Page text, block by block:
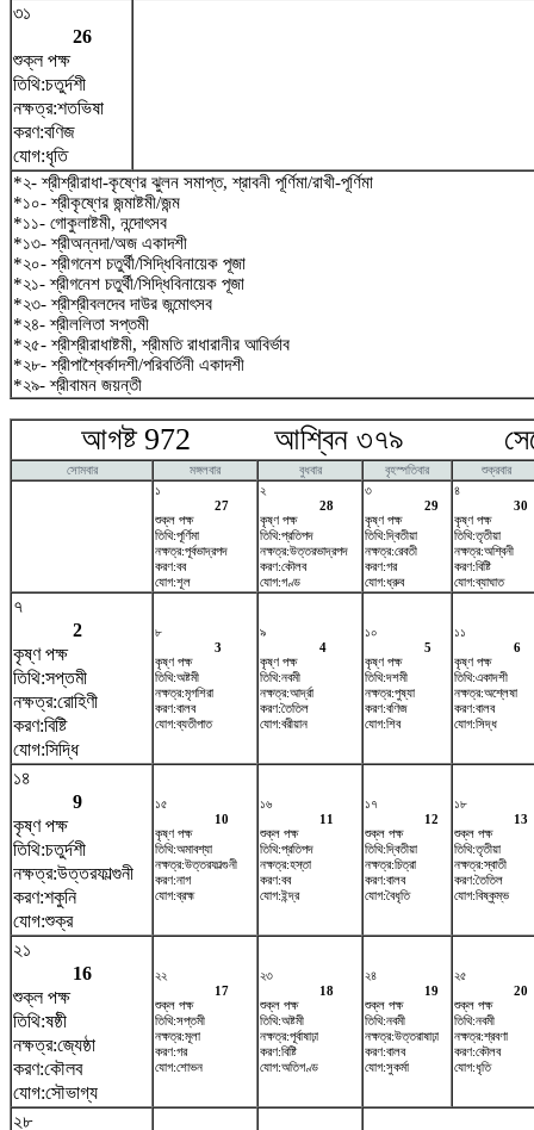
৩১
26
শুক্ল পক্ষ
তিথি:চতুর্দশী
নক্ষত্র:শতভিষ‌া
করণ:বণিজ
যোগ:ধৃতি
*২- শ্রীশ্রীরাধা-কৃষ্ণের ঝুলন সমাপ্ত, শ্রাবনী পূর্ণিমা/রাখী-পূর্ণিমা
*১০- শ্রীকৃষ্ণের জন্মাষ্টমী/জন্ম
*১১- গোকুলাষ্টমী, নন্দোৎসব
*১৩- শ্রীঅন্নদা/অজ একাদশী
*২০- শ্রীগনেশ চতুর্থী/সিদ্ধিবিনায়েক পূজা
*২১- শ্রীগনেশ চতুর্থী/সিদ্ধিবিনায়েক পূজা
*২৩- শ্রীশ্রীবলদেব দাউর জন্মোৎসব
*২৪- শ্রীললিতা সপ্তমী
*২৫- শ্রীশ্রীরাধাষ্টমী, শ্রীমতি রাধারানীর আবির্ভাব
*২৮- শ্রীপাশ্বৈর্কাদশী/পরিবর্তিনী একাদশী
*২৯- শ্রীবামন জয়ন্তী
আগষ্ট 972 আশ্বিন ৩৭৯
সোমবার মঙ্গলবার বুধবার বৃহস্পতিবার
শুক্রবার
১
27
শুক্ল পক্ষ
তিথি:পূর্ণিমা
নক্ষত্র:পূর্বভাদ্রপদ
করণ:বব
যোগ:শূল
২
28
কৃষ্ণ পক্ষ
তিথি:প্রতিপদ
নক্ষত্র:উত্তরভাদ্রপদ
করণ:কৌলব
যোগ:গণ্ড
৩
29
কৃষ্ণ পক্ষ
তিথি:দ্বিতীয়া
নক্ষত্র:রেবতী
করণ:গর
যোগ:ধ্রুব
৪
30
কৃষ্ণ পক্ষ
তিথি:তৃতীয়া
নক্ষত্র:অশ্বিনী
করণ:বিষ্টি
যোগ:ব্যাঘাত
৭
2
কৃষ্ণ পক্ষ
তিথি:সপ্তমী
নক্ষত্র:রোহিণী
করণ:বিষ্টি
যোগ:সিদ্ধি
৮
3
কৃষ্ণ পক্ষ
তিথি:অষ্টমী
নক্ষত্র:মৃগশিরা
করণ:বালব
যোগ:ব্যতীপাত
৯
4
কৃষ্ণ পক্ষ
তিথি:নবমী
নক্ষত্র:আর্দ্রা
করণ:তৈতিল
যোগ:বরীয়ান
১০
5
কৃষ্ণ পক্ষ
তিথি:দশমী
নক্ষত্র:পুষ্যা
করণ:বণিজ
যোগ:শিব
১১
6
কৃষ্ণ পক্ষ
তিথি:একাদশী
নক্ষত্র:অশ্লেষা
করণ:বালব
যোগ:সিদ্ধ
১৪
9
কৃষ্ণ পক্ষ
তিথি:চতুর্দশী
নক্ষত্র:উত্তরফাল্গুনী
করণ:শকুনি
যোগ:শুক্র
১৫
10
কৃষ্ণ পক্ষ
তিথি:অমাবশ্যা
নক্ষত্র:উত্তরফাল্গুনী
করণ:নাগ
যোগ:ব্রহ্ম
১৬
11
শুক্ল পক্ষ
তিথি:প্রতিপদ
নক্ষত্র:হস্তা
করণ:বব
যোগ:ইন্দ্র
১৭
12
শুক্ল পক্ষ
তিথি:দ্বিতীয়া
নক্ষত্র:চিত্রা
করণ:বালব
যোগ:বৈধৃতি
১৮
13
শুক্ল পক্ষ
তিথি:তৃতীয়া
নক্ষত্র:স্বাতী
করণ:তৈতিল
যোগ:বিষ্কুম্ভ
২১
16
শুক্ল পক্ষ
তিথি:ষষ্ঠী
নক্ষত্র:জ্যেষ্ঠা
করণ:কৌলব
যোগ:সৌভাগ্য
২২
17
শুক্ল পক্ষ
তিথি:সপ্তমী
নক্ষত্র:মূলা
করণ:গর
যোগ:শোভন
২৩
18
শুক্ল পক্ষ
তিথি:অষ্টমী
নক্ষত্র:পূর্বাষাঢ়া
করণ:বিষ্টি
যোগ:অতিগণ্ড
২৪
19
শুক্ল পক্ষ
তিথি:নবমী
নক্ষত্র:উত্তরাষাঢ়া
করণ:বালব
যোগ:সুকর্মা
২৫
20
শুক্ল পক্ষ
তিথি:নবমী
নক্ষত্র:শ্রবণা
করণ:কৌলব
যোগ:ধৃতি
২৮